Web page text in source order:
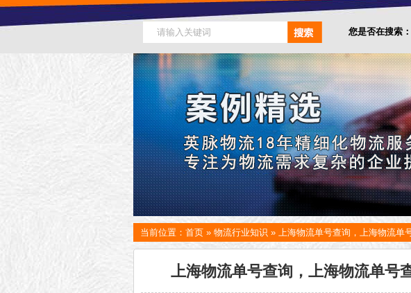
您是否在搜索：
仓储综合专业
当前位置： 首页 » 物流行业知识 » 上海物流单号查询，上海物流单
上海物流单号查询，上海物流单号